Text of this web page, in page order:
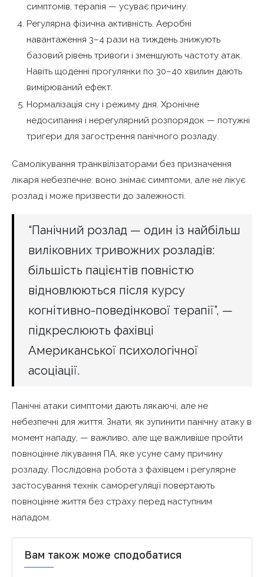
симптомів, терапія — усуває причину.
Регулярна фізична активність. Аеробні
навантаження 3–4 рази на тиждень знижують
базовий рівень тривоги і зменшують частоту атак.
Навіть щоденні прогулянки по 30–40 хвилин дають
вимірюваний ефект.
Нормалізація сну і режиму дня. Хронічне
недосипання і нерегулярний розпорядок — потужні
тригери для загострення панічного розладу.
Самолікування транквілізаторами без призначення
лікаря небезпечне: воно знімає симптоми, але не лікує
розлад і може призвести до залежності.
“Панічний розлад — один із найбільш
виліковних тривожних розладів:
більшість пацієнтів повністю
відновлюються після курсу
когнітивно-поведінкової терапії”, —
підкреслюють фахівці
Американської психологічної
асоціації.
Панічні атаки симптоми дають лякаючі, але не
небезпечні для життя. Знати, як зупинити панічну атаку в
момент нападу, — важливо, але ще важливіше пройти
повноцінне лікування ПА, яке усуне саму причину
розладу. Послідовна робота з фахівцем і регулярне
застосування технік саморегуляції повертають
повноцінне життя без страху перед наступним
нападом.
Вам також може сподобатися